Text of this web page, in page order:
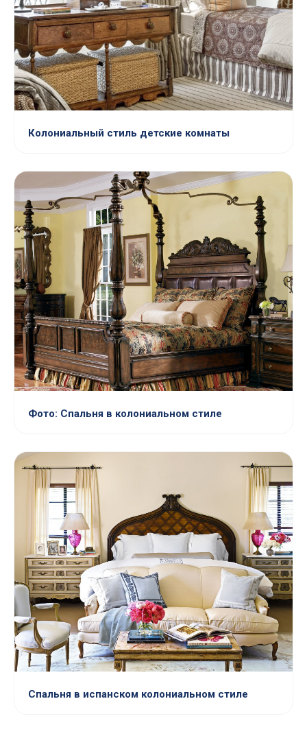
Колониальный стиль детские комнаты
Фото: Спальня в колониальном стиле
Спальня в испанском колониальном стиле